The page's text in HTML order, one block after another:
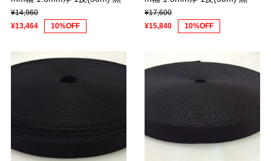
¥14,960
¥13,464
10%OFF
¥17,600
¥15,840
10%OFF